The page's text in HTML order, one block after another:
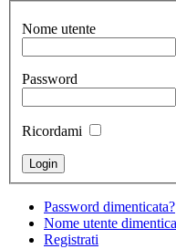
Nome utente
Password
Ricordami
Password dimenticata?
Nome utente
Registrati